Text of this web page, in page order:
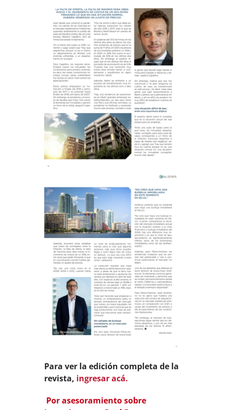
Para ver la edición completa de la
revista, ingresar acá.
Por asesoramiento sobre